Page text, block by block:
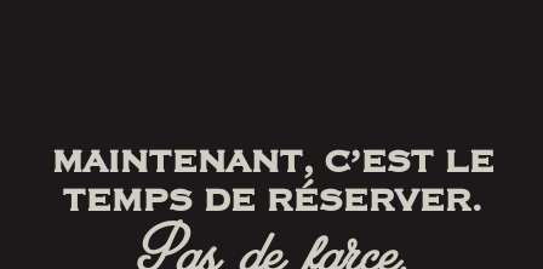
MAINTENANT, C’EST LE
TEMPS DE RÉSERVER.
Pas de farce.